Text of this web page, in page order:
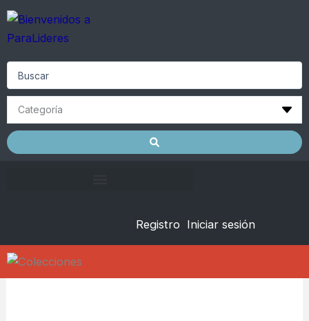
Skip
content
Registro Iniciar sesión